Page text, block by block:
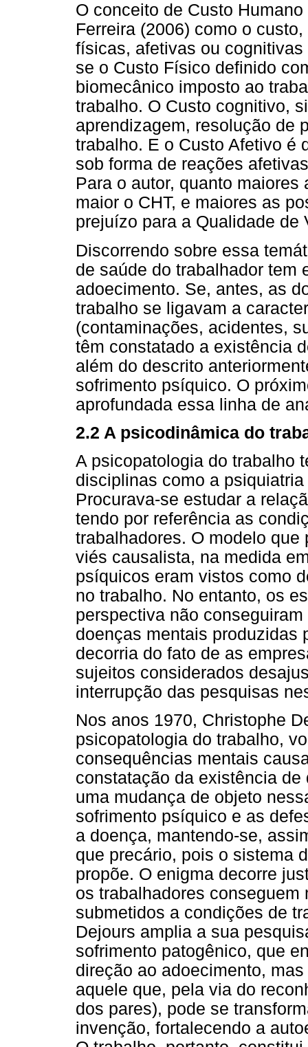
O conceito de Custo
Ferreira (2006) como o
físicas, afetivas ou
se o Custo Físico definido
biomecânico imposto ao
trabalho. O Custo cognitivo,
aprendizagem, resolução de
trabalho. E o Custo Afetivo é
sob forma de reações
Para o autor, quanto
maior o CHT, e maiores as
prejuízo para a Qualidade de
Discorrendo sobre essa
de saúde do trabalhador tem
adoecimento. Se, antes, as
trabalho se ligavam a
(contaminações, acidentes,
têm constatado a existência
além do descrito
sofrimento psíquico. O
aprofundada essa linha de
2.2 A psicodinâmica do
A psicopatologia do trabalho
disciplinas como a
Procurava-se estudar a
tendo por referência as
trabalhadores. O modelo
viés causalista, na medida
psíquicos eram vistos como
no trabalho. No entanto, os
perspectiva não
doenças mentais produzidas
decorria do fato de as
sujeitos considerados
interrupção das pesquisas
Nos anos 1970, Christophe
psicopatologia do trabalho,
consequências mentais
constatação da existência
uma mudança de objeto
sofrimento psíquico e as
a doença, mantendo-se,
que precário, pois o sistema
propõe. O enigma decorre
os trabalhadores
submetidos a condições de
Dejours amplia a sua
sofrimento patogênico, que
direção ao adoecimento,
aquele que, pela via do
dos pares), pode se
invenção, fortalecendo a